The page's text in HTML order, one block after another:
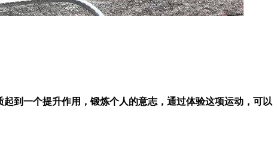
到一个提升作用，锻炼个人的意志，通过体验这项运动，可以